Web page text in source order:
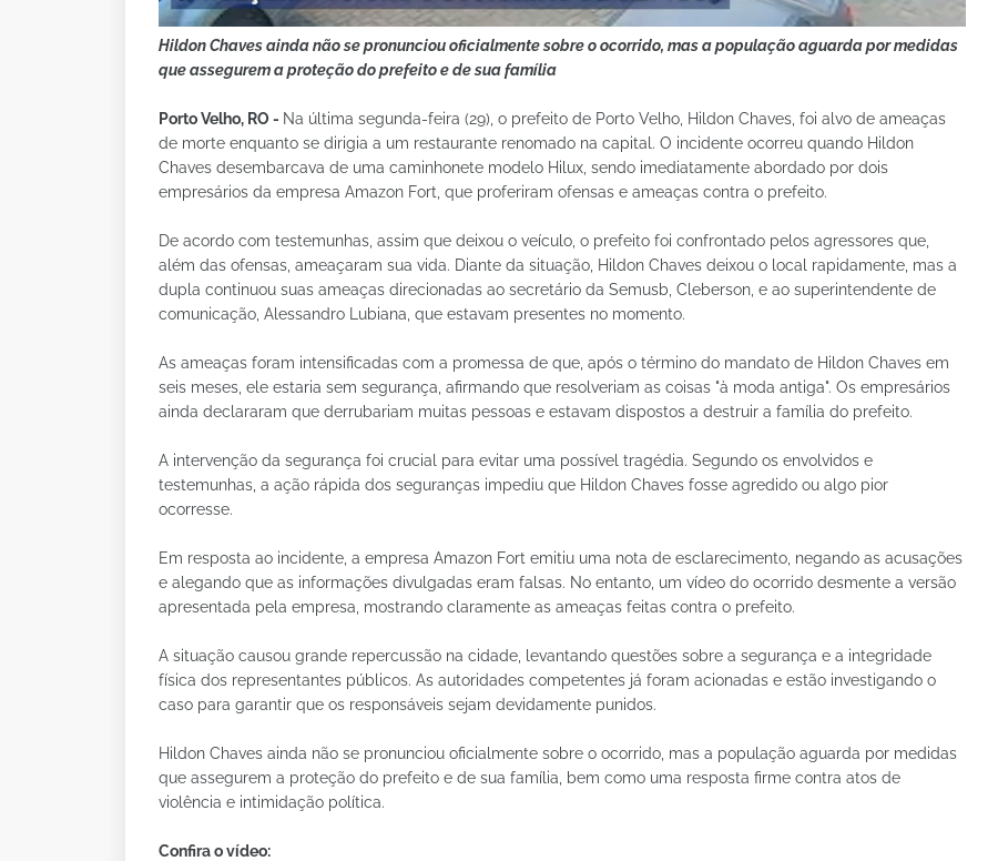
Hildon Chaves ainda não se pronunciou oficialmente sobre o ocorrido, mas a população aguarda por medidas
que assegurem a proteção do prefeito e de sua família
Porto Velho, RO - Na última segunda-feira (29), o prefeito de Porto Velho, Hildon Chaves, foi alvo de ameaças
de morte enquanto se dirigia a um restaurante renomado na capital. O incidente ocorreu quando Hildon
Chaves desembarcava de uma caminhonete modelo Hilux, sendo imediatamente abordado por dois
empresários da empresa Amazon Fort, que proferiram ofensas e ameaças contra o prefeito.
De acordo com testemunhas, assim que deixou o veículo, o prefeito foi confrontado pelos agressores que,
além das ofensas, ameaçaram sua vida. Diante da situação, Hildon Chaves deixou o local rapidamente, mas a
dupla continuou suas ameaças direcionadas ao secretário da Semusb, Cleberson, e ao superintendente de
comunicação, Alessandro Lubiana, que estavam presentes no momento.
As ameaças foram intensificadas com a promessa de que, após o término do mandato de Hildon Chaves em
seis meses, ele estaria sem segurança, afirmando que resolveriam as coisas "à moda antiga". Os empresários
ainda declararam que derrubariam muitas pessoas e estavam dispostos a destruir a família do prefeito.
A intervenção da segurança foi crucial para evitar uma possível tragédia. Segundo os envolvidos e
testemunhas, a ação rápida dos seguranças impediu que Hildon Chaves fosse agredido ou algo pior
ocorresse.
Em resposta ao incidente, a empresa Amazon Fort emitiu uma nota de esclarecimento, negando as acusações
e alegando que as informações divulgadas eram falsas. No entanto, um vídeo do ocorrido desmente a versão
apresentada pela empresa, mostrando claramente as ameaças feitas contra o prefeito.
A situação causou grande repercussão na cidade, levantando questões sobre a segurança e a integridade
física dos representantes públicos. As autoridades competentes já foram acionadas e estão investigando o
caso para garantir que os responsáveis sejam devidamente punidos.
Hildon Chaves ainda não se pronunciou oficialmente sobre o ocorrido, mas a população aguarda por medidas
que assegurem a proteção do prefeito e de sua família, bem como uma resposta firme contra atos de
violência e intimidação política.
Confira o vídeo: